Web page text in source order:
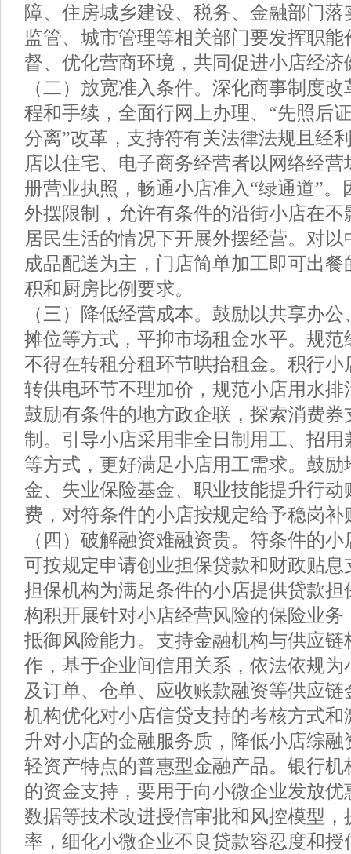
障、住房城乡建设、税务、金融部门
监管、城市管理等相关部门要发挥职
督、优化营商环境，共同促进小店经济
（二）放宽准入条件。深化商事制度
程和手续，全面行网上办理、“先照后
分离”改革，支持符有关法律法规且经
店以住宅、电子商务经营者以网络经
册营业执照，畅通小店准入“绿通道”
外摆限制，允许有条件的沿街小店在
居民生活的情况下开展外摆经营。对
成品配送为主，门店简单加工即可出
积和厨房比例要求。
（三）降低经营成本。鼓励以共享办
摊位等方式，平抑市场租金水平。规
不得在转租分租环节哄抬租金。积行小
转供电环节不理加价，规范小店用水
鼓励有条件的地方政企联，探索消费
制。引导小店采用非全日制用工、招
等方式，更好满足小店用工需求。鼓
金、失业保险基金、职业技能提升行
费，对符条件的小店按规定给予稳岗补
（四）破解融资难融资贵。符条件的
可按规定申请创业担保贷款和财政贴
担保机构为满足条件的小店提供贷款
构积开展针对小店经营风险的保险业
抵御风险能力。支持金融机构与供应
作，基于企业间信用关系，依法依规
及订单、仓单、应收账款融资等供应
机构优化对小店信贷支持的考核方式
升对小店的金融服务质，降低小店综
轻资产特点的普惠型金融产品。银行
的资金支持，要用于向小微企业发放
数据等技术改进授信审批和风控模型
率，细化小微企业不良贷款容忍度和